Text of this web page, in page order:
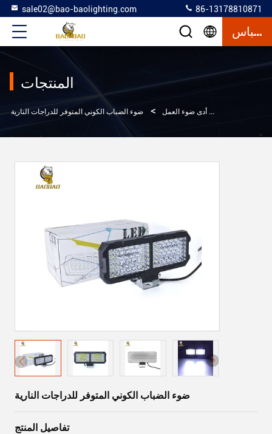
sale02@bao-baolighting.com 86-13178810871
إقتباس
المنتجات
> أدى ضوء العمل > ضوء الضباب الكوني المتوفر للدراجات النارية
ضوء الضباب الكوني المتوفر للدراجات النارية
تفاصيل المنتج